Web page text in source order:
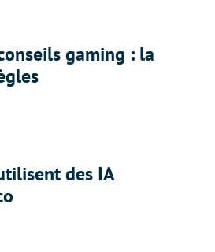
gaming : la
des IA